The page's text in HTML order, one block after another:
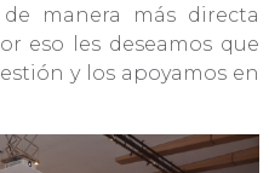
manera más directa
eso les deseamos que
y los apoyamos en